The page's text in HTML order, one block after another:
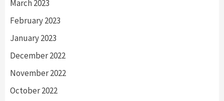
March 2023
February 2023
January 2023
December 2022
November 2022
October 2022